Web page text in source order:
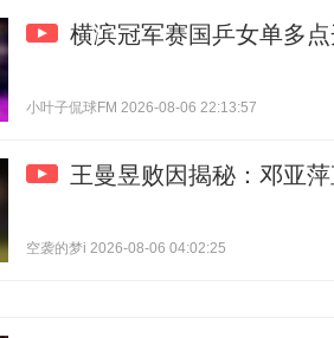
横滨冠军赛国乒女单多
小叶子侃球FM 2026-08-06 22:13:57
王曼昱败因揭秘：邓亚
空袭的梦i 2026-08-06 04:02:25